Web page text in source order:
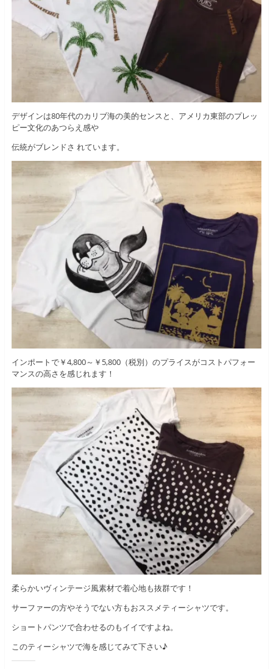
デザインは80年代のカリブ海の美的センスと、アメリカ東部のプレッ
ピー文化のあつらえ感や
伝統がブレンドさ れています。
インポートで￥4,800～￥5,800（税別）のプライスがコストパフォー
マンスの高さを感じれます！
柔らかいヴィンテージ風素材で着心地も抜群です！
サーファーの方やそうでない方もおススメティーシャツです。
ショートパンツで合わせるのもイイですよね。
このティーシャツで海を感じてみて下さい♪